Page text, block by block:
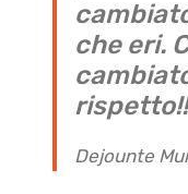
che eri.
rispetto!!
Dejounte